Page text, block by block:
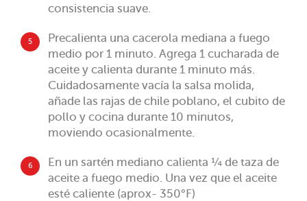
consistencia suave.
5
Precalienta una cacerola mediana a fuego
medio por 1 minuto. Agrega 1 cucharada de
aceite y calienta durante 1 minuto más.
Cuidadosamente vacía la salsa molida,
añade las rajas de chile poblano, el cubito de
pollo y cocina durante 10 minutos,
moviendo ocasionalmente.
6
En un sartén mediano calienta ¼ de taza de
aceite a fuego medio. Una vez que el aceite
esté caliente (aprox- 350°F)